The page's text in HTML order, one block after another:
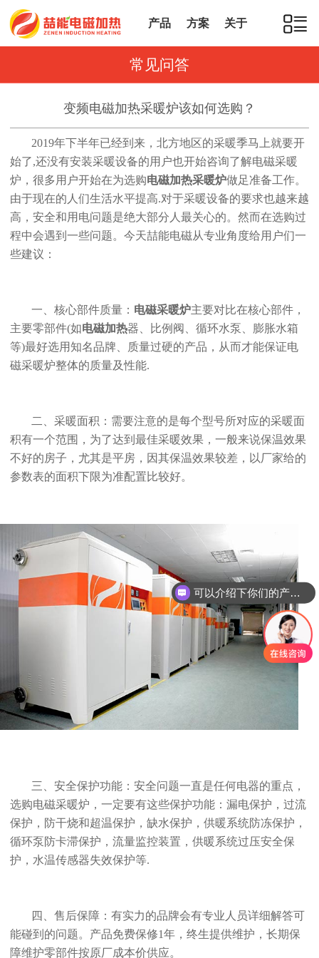
产品 方案 关于
常见问答
变频电磁加热采暖炉该如何选购？
2019年下半年已经到来，北方地区的采暖季马上就要开
始了,还没有安装采暖设备的用户也开始咨询了解电磁采暖
炉，很多用户开始在为选购电磁加热采暖炉做足准备工作。
由于现在的人们生活水平提高.对于采暖设备的要求也越来越
高，安全和用电问题是绝大部分人最关心的。然而在选购过
程中会遇到一些问题。今天喆能电磁从专业角度给用户们一
些建议：
一、核心部件质量： 电磁采暖炉主要对比在核心部件，
主要零部件(如电磁加热器、比例阀、循环水泵、膨胀水箱
等)最好选用知名品牌、质量过硬的产品，从而才能保证电
磁采暖炉整体的质量及性能.
二、采暖面积：需要注意的是每个型号所对应的采暖面
积有一个范围，为了达到最佳采暖效果，一般来说保温效果
不好的房子，尤其是平房，因其保温效果较差，以厂家给的
参数表的面积下限为准配置比较好。
三、安全保护功能：安全问题一直是任何电器的重点，
选购电磁采暖炉，一定要有这些保护功能：漏电保护，过流
保护，防干烧和超温保护，缺水保护，供暖系统防冻保护，
循环泵防卡滞保护，流量监控装置，供暖系统过压安全保
护，水温传感器失效保护等.
四、售后保障：有实力的品牌会有专业人员详细解答可
能碰到的问题。产品免费保修1年，终生提供维护，长期保
障维护零部件按原厂成本价供应。
可以介绍下你们的产品么？